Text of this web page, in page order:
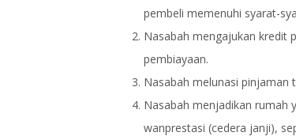
pembeli memenuhi syarat-
Nasabah mengajukan kredit
pembiayaan.
Nasabah melunasi pinjaman
Nasabah menjadikan rumah
wanprestasi (cedera janji),